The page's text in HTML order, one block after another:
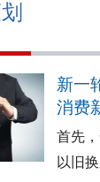
新一
消费
首先
以旧